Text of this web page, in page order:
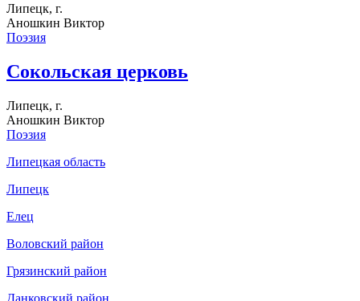
Липецк, г.
Аношкин Виктор
Поэзия
Сокольская церковь
Липецк, г.
Аношкин Виктор
Поэзия
Липецкая область
Липецк
Елец
Воловский район
Грязинский район
Данковский район